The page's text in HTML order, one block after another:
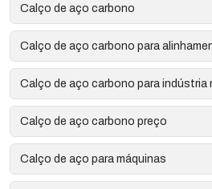
Calço de aço carbono
Calço de aço carbono para
Calço de aço carbono para indústria
Calço de aço carbono preço
Calço de aço para máquinas